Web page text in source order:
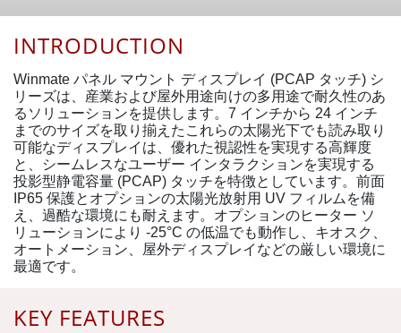
KEY FEATURES
INTRODUCTION
Winmate パネル マウント ディスプレイ (PCAP タッチ) シ
リーズは、産業および屋外用途向けの多用途で耐久性のあ
るソリューションを提供します。7 インチから 24 インチ
までのサイズを取り揃えたこれらの太陽光下でも読み取り
可能なディスプレイは、優れた視認性を実現する高輝度
と、シームレスなユーザー インタラクションを実現する
投影型静電容量 (PCAP) タッチを特徴としています。前面
IP65 保護とオプションの太陽光放射用 UV フィルムを備
え、過酷な環境にも耐えます。オプションのヒーター ソ
リューションにより -25°C の低温でも動作し、キオスク、
オートメーション、屋外ディスプレイなどの厳しい環境に
最適です。